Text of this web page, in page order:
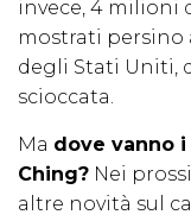
invece, 4 milioni
mostrati persino
degli Stati Uniti,
scioccata.
Ma dove vanno
Ching? Nei
altre novità sul